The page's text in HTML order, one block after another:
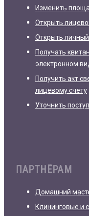
Изменить
Открыть
Открыть
Получать
электронном
Получить акт
лицевому счету
Уточнить
ПАРТНЁРАМ
Домашний
Клининговые и